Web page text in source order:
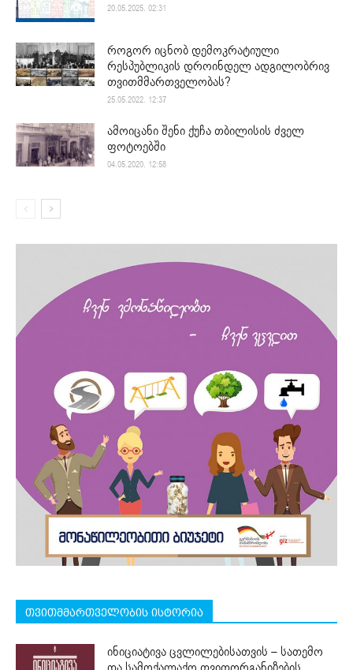
20.05.2025. 02:31
როგორ იცნობ დემოკრატიული
რესპუბლიკის დროინდელ ადგილობრივ
თვითმმართველობას?
25.05.2022. 12:37
ამოიცანი შენი ქუჩა თბილისის ძველ
ფოტოებში
04.05.2020. 12:58
თვითმმართველობის ისტორია
ინიციატივა ცვლილებისათვის – სათემო